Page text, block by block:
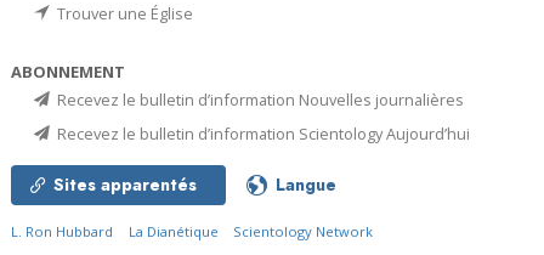
Trouver une Église
ABONNEMENT
Recevez le bulletin d’information Nouvelles journalières
Recevez le bulletin d’information Scientology Aujourd’hui
Sites apparentés Langue
L. Ron Hubbard La Dianétique
Scientology Network